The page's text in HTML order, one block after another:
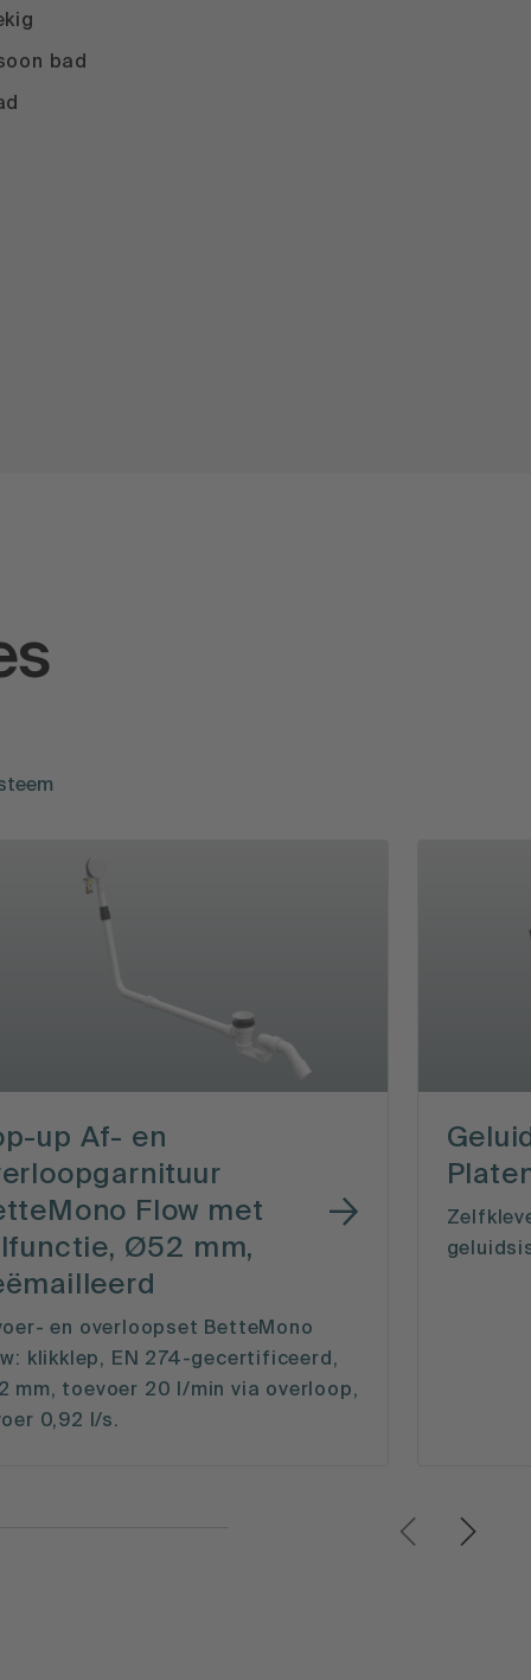
bad
up Af- en
Flow met
Ø52 mm,
en overloopset BetteMono
klikklep, EN 274-gecertificeerd,
mm, toevoer 20 l/min via overloop,
0,92 l/s.